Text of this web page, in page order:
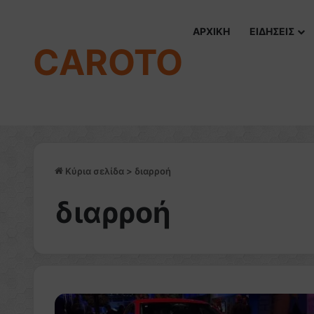
CAROTO
ΑΡΧΙΚΗ ΕΙΔΗΣΕΙΣ
Κύρια σελίδα > διαρροή
διαρροή